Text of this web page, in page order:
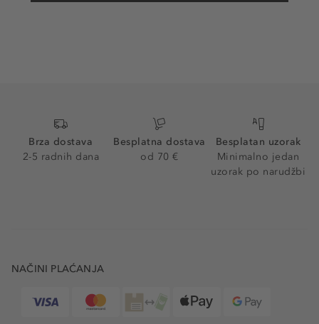
Brza dostava
2-5 radnih dana
Besplatna dostava
od 70 €
Besplatan uzorak
Minimalno jedan
uzorak po narudžbi
NAČINI PLAĆANJA